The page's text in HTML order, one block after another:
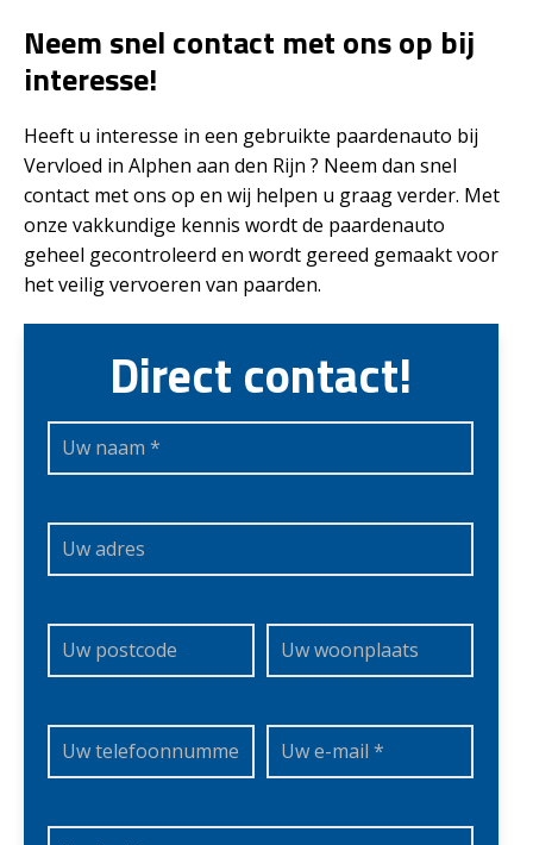
Neem snel contact met ons op bij
interesse!
Heeft u interesse in een gebruikte paardenauto bij
Vervloed in Alphen aan den Rijn ? Neem dan snel
contact met ons op en wij helpen u graag verder. Met
onze vakkundige kennis wordt de paardenauto
geheel gecontroleerd en wordt gereed gemaakt voor
het veilig vervoeren van paarden.
Direct contact!